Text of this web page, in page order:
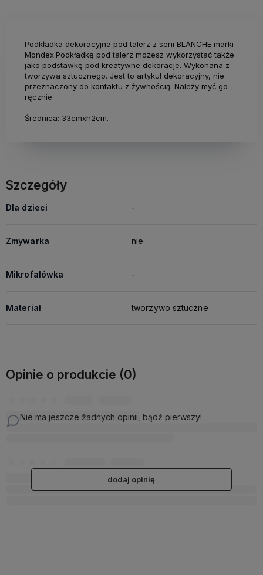
Podkładka dekoracyjna pod talerz z serii BLANCHE marki
Mondex.Podkładkę pod talerz możesz wykorzystać także
jako podstawkę pod kreatywne dekoracje. Wykonana z
tworzywa sztucznego. Jest to artykuł dekoracyjny, nie
przeznaczony do kontaktu z żywnością. Należy myć go
ręcznie.
Średnica: 33cmxh2cm.
Szczegóły
Dla dzieci -
Zmywarka nie
Mikrofalówka -
Materiał tworzywo sztuczne
Opinie o produkcie (0)
Nie ma jeszcze żadnych opinii, bądź pierwszy!
dodaj opinię